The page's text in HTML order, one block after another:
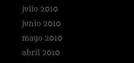
julio 2010
junio 2010
mayo 2010
abril 2010